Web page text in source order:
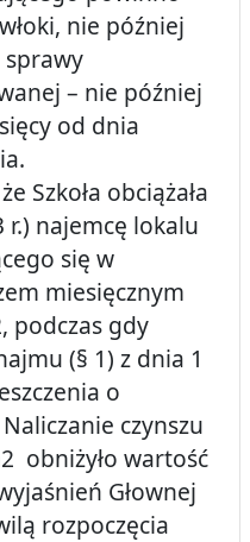
nie później
sprawy
– nie później
od dnia
Szkoła obciążała
najemcę lokalu
się w
miesięcznym
podczas gdy
(§ 1) z dnia 1
o
czynszu
obniżyło wartość
Głownej
rozpoczęcia